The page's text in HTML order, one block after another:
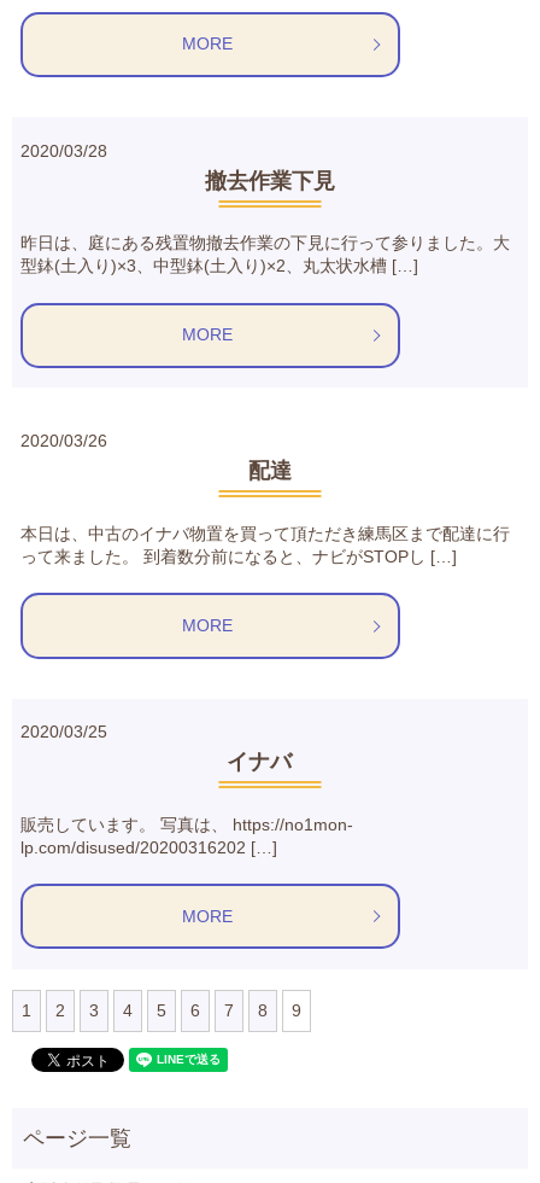
MORE
2020/03/28
撤去作業下見
昨日は、庭にある残置物撤去作業の下見に行って参りました。大
型鉢(土入り)×3、中型鉢(土入り)×2、丸太状水槽 […]
MORE
2020/03/26
配達
本日は、中古のイナバ物置を買って頂ただき練馬区まで配達に行
って来ました。 到着数分前になると、ナビがSTOPし […]
MORE
2020/03/25
イナバ
販売しています。 写真は、 https://no1mon-
lp.com/disused/20200316202 […]
MORE
1 2 3 4 5 6 7 8 9